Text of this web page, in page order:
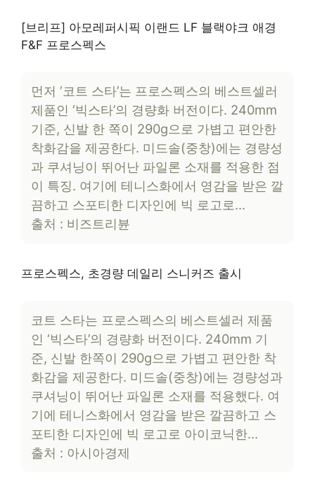
[브리프] 아모레퍼시픽 이랜드 LF 블랙야크 애경
F&F 프로스펙스
먼저 ‘코트 스타’는 프로스펙스의 베스트셀러
제품인 ‘빅스타’의 경량화 버전이다. 240mm
기준, 신발 한 쪽이 290g으로 가볍고 편안한
착화감을 제공한다. 미드솔(중창)에는 경량성
과 쿠셔닝이 뛰어난 파일론 소재를 적용한 점
이 특징. 여기에 테니스화에서 영감을 받은 깔
끔하고 스포티한 디자인에 빅 로고로…
출처 : 비즈트리뷴
프로스펙스, 초경량 데일리 스니커즈 출시
코트 스타는 프로스펙스의 베스트셀러 제품
인 ‘빅스타’의 경량화 버전이다. 240mm 기
준, 신발 한쪽이 290g으로 가볍고 편안한 착
화감을 제공한다. 미드솔(중창)에는 경량성과
쿠셔닝이 뛰어난 파일론 소재를 적용했다. 여
기에 테니스화에서 영감을 받은 깔끔하고 스
포티한 디자인에 빅 로고로 아이코닉한…
출처 : 아시아경제